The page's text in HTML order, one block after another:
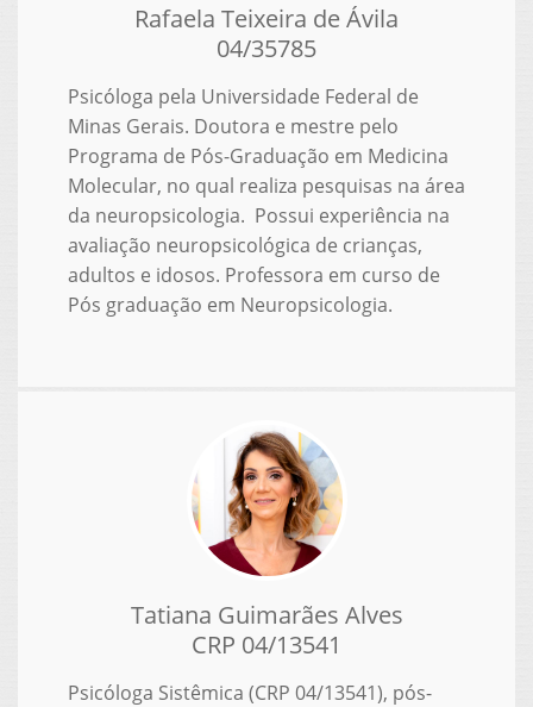
Rafaela Teixeira de Ávila
04/35785
Psicóloga pela Universidade Federal de
Minas Gerais. Doutora e mestre pelo
Programa de Pós-Graduação em Medicina
Molecular, no qual realiza pesquisas na área
da neuropsicologia. Possui experiência na
avaliação neuropsicológica de crianças,
adultos e idosos. Professora em curso de
Pós graduação em Neuropsicologia.
Tatiana Guimarães Alves
CRP 04/13541
Psicóloga Sistêmica (CRP 04/13541), pós-